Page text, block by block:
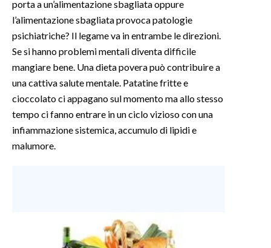
porta a un’alimentazione sbagliata oppure
l’alimentazione sbagliata provoca patologie
psichiatriche? Il legame va in entrambe le direzioni.
Se si hanno problemi mentali diventa difficile
mangiare bene. Una dieta povera può contribuire a
una cattiva salute mentale. Patatine fritte e
cioccolato ci appagano sul momento ma allo stesso
tempo ci fanno entrare in un ciclo vizioso con una
infiammazione sistemica, accumulo di lipidi e
malumore.